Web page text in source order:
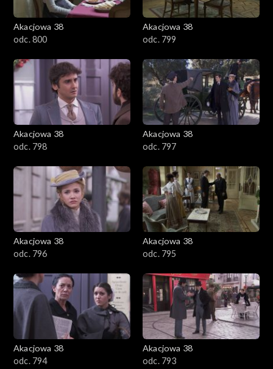
Akacjowa 38
odc. 800
Akacjowa 38
odc. 799
Akacjowa 38
odc. 798
Akacjowa 38
odc. 797
Akacjowa 38
odc. 796
Akacjowa 38
odc. 795
Akacjowa 38
odc. 794
Akacjowa 38
odc. 793